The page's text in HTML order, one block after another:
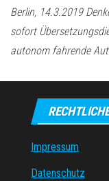
Berlin, 14.3.2019
sofort
autonom fahrende
Impressum
Datenschutz